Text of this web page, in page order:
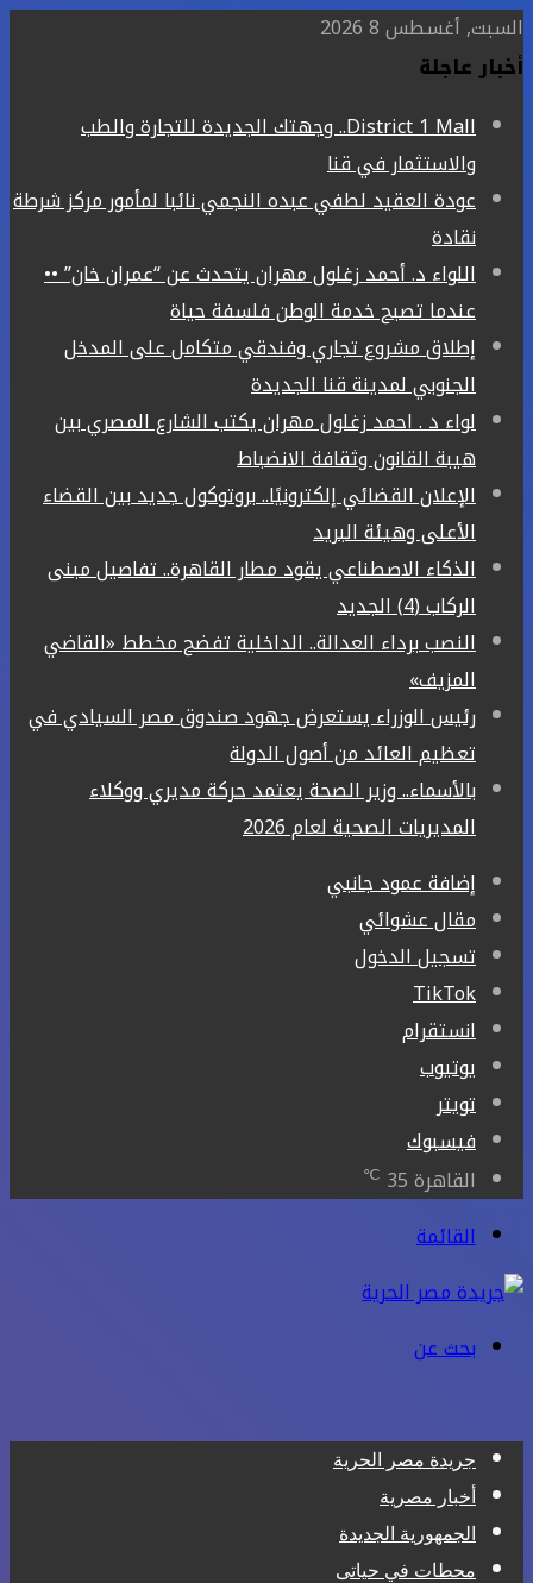
السبت, أغسطس 8 2026
أخبار عاجلة
District 1 Mall.. وجهتك الجديدة للتجارة والطب
والاستثمار في قنا
عودة العقيد لطفي عبده النجمي نائبا لمأمور مركز شرطة
نقادة
اللواء د. أحمد زغلول مهران يتحدث عن “عمران خان” ••
عندما تصبح خدمة الوطن فلسفة حياة
إطلاق مشروع تجاري وفندقي متكامل على المدخل
الجنوبي لمدينة قنا الجديدة
لواء د . احمد زغلول مهران يكتب الشارع المصري بين
هيبة القانون وثقافة الانضباط
الإعلان القضائي إلكترونيًا.. بروتوكول جديد بين القضاء
الأعلى وهيئة البريد
الذكاء الاصطناعي يقود مطار القاهرة.. تفاصيل مبنى
الركاب (4) الجديد
النصب برداء العدالة.. الداخلية تفضح مخطط «القاضي
المزيف»
رئيس الوزراء يستعرض جهود صندوق مصر السيادي في
تعظيم العائد من أصول الدولة
بالأسماء.. وزير الصحة يعتمد حركة مديري ووكلاء
المديريات الصحية لعام 2026
إضافة عمود جانبي
مقال عشوائي
تسجيل الدخول
‫TikTok
انستقرام
يوتيوب
تويتر
فيسبوك
القاهرة35
℃
القائمة
بحث عن
جريدة مصر الحرية
أخبار مصرية
الجمهورية الجديدة
محطات في حياتى